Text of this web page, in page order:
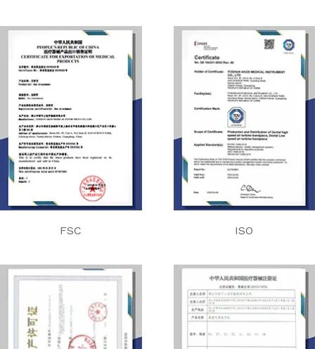
FSC ISO